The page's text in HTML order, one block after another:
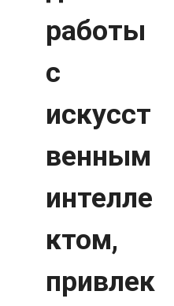
работы
с
искусст
венным
интелле
ктом,
привлек